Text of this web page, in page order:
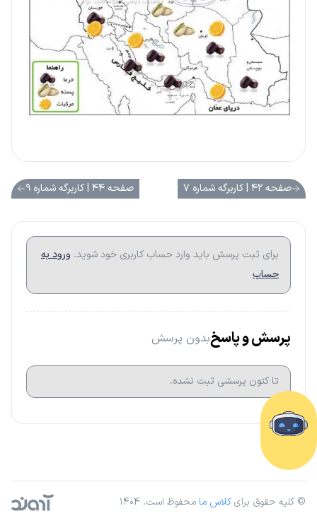
صفحه ۴۲ | کاربرگه شماره ۷ صفحه ۴۴ | کاربرگه شماره ۹
برای ثبت پرسش باید وارد حساب کاربری خود شوید. ورود به
حساب
پرسش و پاسخبدون پرسش
تا کتون پرسشی ثبت نشده.
© کلیه حقوق برایکلاس ما محفوظ است. ۱۴۰۴